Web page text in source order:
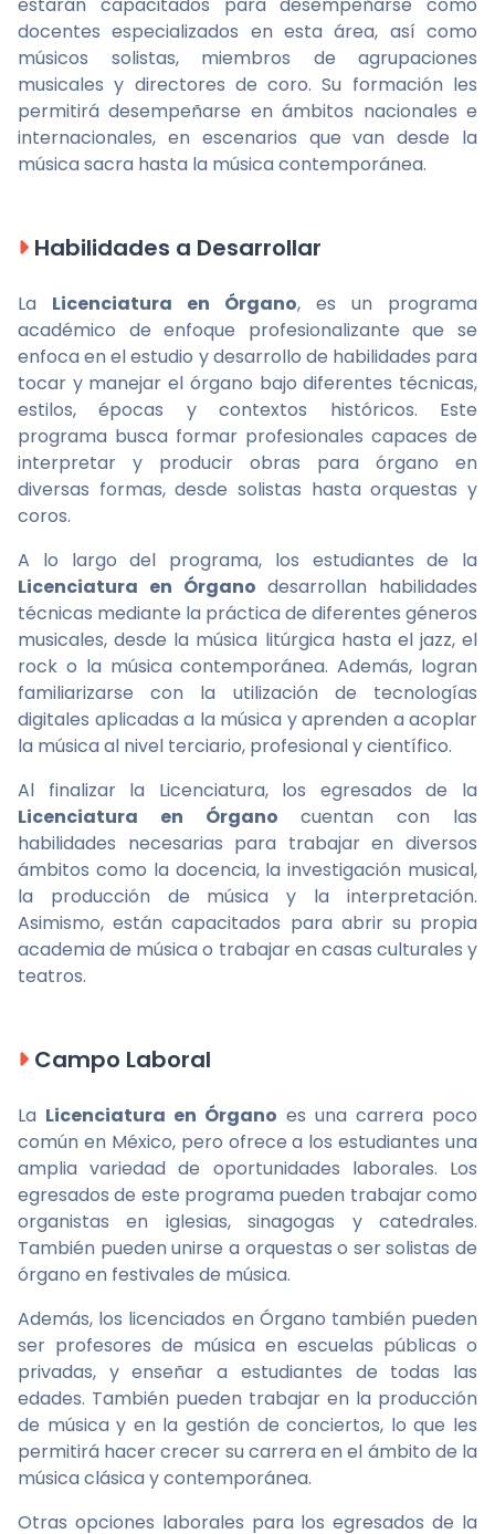
docentes especializados en esta área, así como
músicos solistas, miembros de agrupaciones
musicales y directores de coro. Su formación les
permitirá desempeñarse en ámbitos nacionales e
internacionales, en escenarios que van desde la
música sacra hasta la música contemporánea.
Habilidades a Desarrollar
La Licenciatura en Órgano, es un programa
académico de enfoque profesionalizante que se
enfoca en el estudio y desarrollo de habilidades para
tocar y manejar el órgano bajo diferentes técnicas,
estilos, épocas y contextos históricos. Este
programa busca formar profesionales capaces de
interpretar y producir obras para órgano en
diversas formas, desde solistas hasta orquestas y
coros.
A lo largo del programa, los estudiantes de la
Licenciatura en Órgano desarrollan habilidades
técnicas mediante la práctica de diferentes géneros
musicales, desde la música litúrgica hasta el jazz, el
rock o la música contemporánea. Además, logran
familiarizarse con la utilización de tecnologías
digitales aplicadas a la música y aprenden a acoplar
la música al nivel terciario, profesional y científico.
Al finalizar la Licenciatura, los egresados de la
Licenciatura en Órgano cuentan con las
habilidades necesarias para trabajar en diversos
ámbitos como la docencia, la investigación musical,
la producción de música y la interpretación.
Asimismo, están capacitados para abrir su propia
academia de música o trabajar en casas culturales y
teatros.
Campo Laboral
La Licenciatura en Órgano es una carrera poco
común en México, pero ofrece a los estudiantes una
amplia variedad de oportunidades laborales. Los
egresados de este programa pueden trabajar como
organistas en iglesias, sinagogas y catedrales.
También pueden unirse a orquestas o ser solistas de
órgano en festivales de música.
Además, los licenciados en Órgano también pueden
ser profesores de música en escuelas públicas o
privadas, y enseñar a estudiantes de todas las
edades. También pueden trabajar en la producción
de música y en la gestión de conciertos, lo que les
permitirá hacer crecer su carrera en el ámbito de la
música clásica y contemporánea.
Otras opciones laborales para los egresados de la